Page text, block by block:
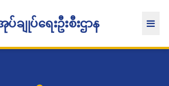
ျုပ်ရေးဦးစီးဌာန